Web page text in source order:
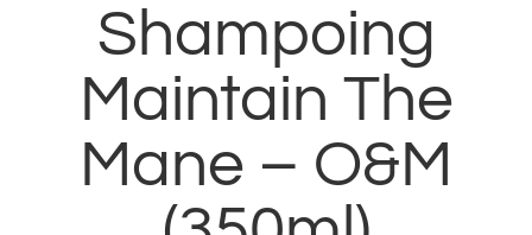
Shampoing
Maintain The
Mane – O&M